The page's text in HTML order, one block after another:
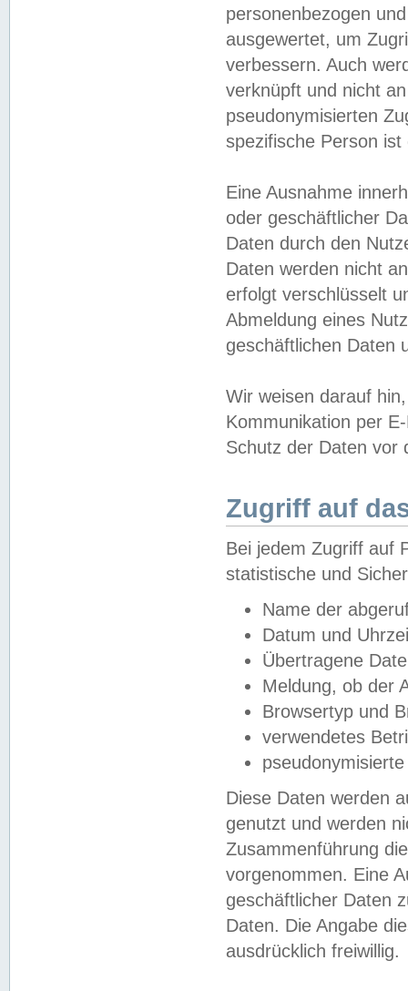
personenbezogen
ausgewertet, um
verbessern. Auch
verknüpft und nicht
pseudonymisierten
spezifische Person
Eine Ausnahme
oder geschäftlicher
Daten durch den
Daten werden nicht
erfolgt verschlüsselt
Abmeldung eines
geschäftlichen Daten
Wir weisen darauf
Kommunikation per
Schutz der Daten vor
Zugriff auf
Bei jedem Zugriff auf
statistische und
Name der
Datum und
Übertragene
Meldung, ob der
Browsertyp und
verwendetes
Diese Daten werden
genutzt und werden
Zusammenführung
vorgenommen. Eine
geschäftlicher Daten
Daten. Die Angabe
ausdrücklich freiwillig.